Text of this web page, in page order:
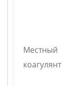
Местный
коагулянт